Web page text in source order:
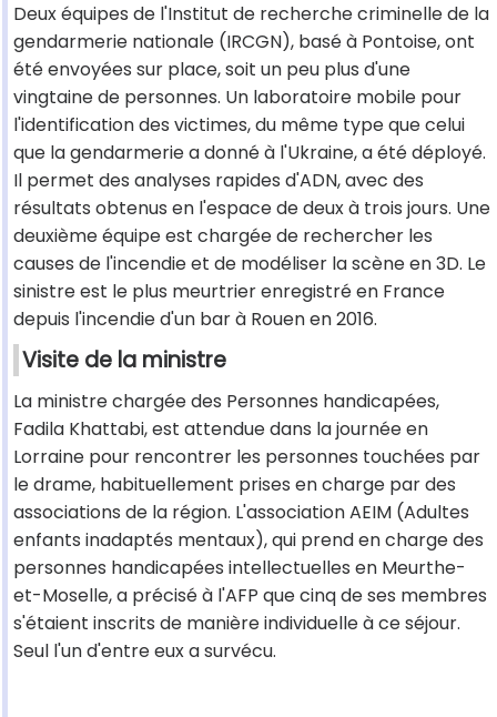
Deux équipes de l'Institut de recherche criminelle de la
gendarmerie nationale (IRCGN), basé à Pontoise, ont
été envoyées sur place, soit un peu plus d'une
vingtaine de personnes. Un laboratoire mobile pour
l'identification des victimes, du même type que celui
que la gendarmerie a donné à l'Ukraine, a été déployé.
Il permet des analyses rapides d'ADN, avec des
résultats obtenus en l'espace de deux à trois jours. Une
deuxième équipe est chargée de rechercher les
causes de l'incendie et de modéliser la scène en 3D. Le
sinistre est le plus meurtrier enregistré en France
depuis l'incendie d'un bar à Rouen en 2016.
Visite de la ministre
La ministre chargée des Personnes handicapées,
Fadila Khattabi, est attendue dans la journée en
Lorraine pour rencontrer les personnes touchées par
le drame, habituellement prises en charge par des
associations de la région. L'association AEIM (Adultes
enfants inadaptés mentaux), qui prend en charge des
personnes handicapées intellectuelles en Meurthe-
et-Moselle, a précisé à l'AFP que cinq de ses membres
s'étaient inscrits de manière individuelle à ce séjour.
Seul l'un d'entre eux a survécu.